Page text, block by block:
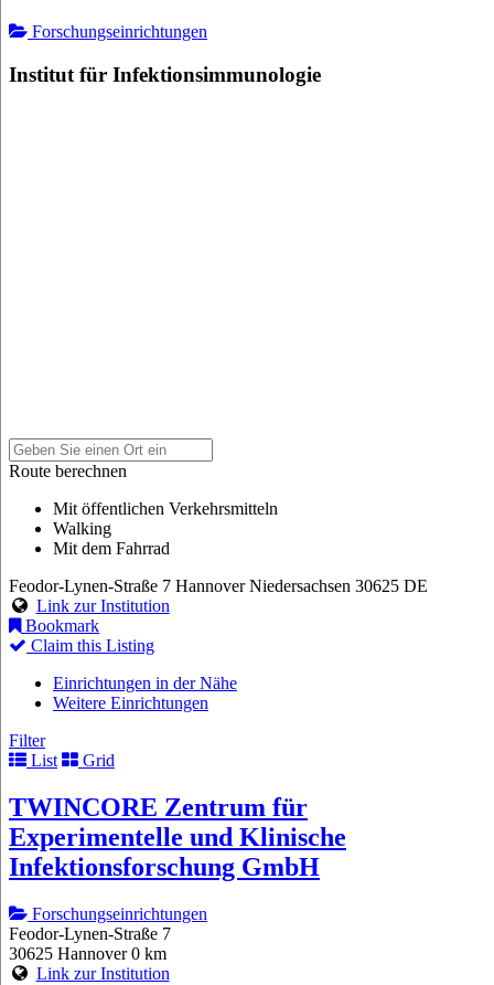
Forschungseinrichtungen
Institut für Infektionsimmunologie
Route berechnen
Mit öffentlichen Verkehrsmitteln
Walking
Mit dem Fahrrad
Feodor-Lynen-Straße 7 Hannover Niedersachsen 30625 DE
Link zur Institution
Bookmark
Claim this Listing
Einrichtungen in der Nähe
Weitere Einrichtungen
Filter
List
Grid
TWINCORE Zentrum für
Experimentelle und Klinische
Infektionsforschung GmbH
Forschungseinrichtungen
Feodor-Lynen-Straße 7
30625 Hannover 0 km
Link zur Institution